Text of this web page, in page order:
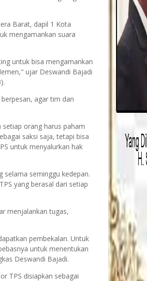
Barat, dapil 1 Kota
mengamankan suara
untuk bisa mengamankan
ujar Deswandi Bajadi
agar tim dan
orang harus paham
saksi saja, tetapi bisa
untuk menyalurkan hak
selama seminggu kedepan.
yang berasal dari setiap
menjalankan tugas,
pembekalan. Untuk
untuk menentukan
Deswandi Bajadi.
TPS disiapkan sebagai